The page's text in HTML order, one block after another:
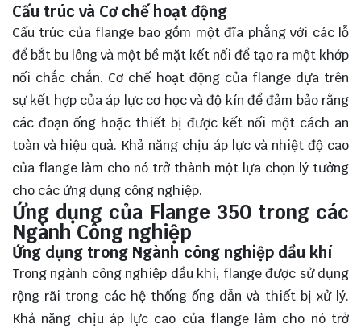
Cấu trúc và Cơ chế hoạt động
Cấu trúc của flange bao gồm một đĩa phẳng với các lỗ
để bắt bu lông và một bề mặt kết nối để tạo ra một khớp
nối chắc chắn. Cơ chế hoạt động của flange dựa trên
sự kết hợp của áp lực cơ học và độ kín để đảm bảo rằng
các đoạn ống hoặc thiết bị được kết nối một cách an
toàn và hiệu quả. Khả năng chịu áp lực và nhiệt độ cao
của flange làm cho nó trở thành một lựa chọn lý tưởng
cho các ứng dụng công nghiệp.
Ứng dụng của Flange 350 trong các
Ngành Công nghiệp
Ứng dụng trong Ngành công nghiệp dầu khí
Trong ngành công nghiệp dầu khí, flange được sử dụng
rộng rãi trong các hệ thống ống dẫn và thiết bị xử lý.
Khả năng chịu áp lực cao của flange làm cho nó trở